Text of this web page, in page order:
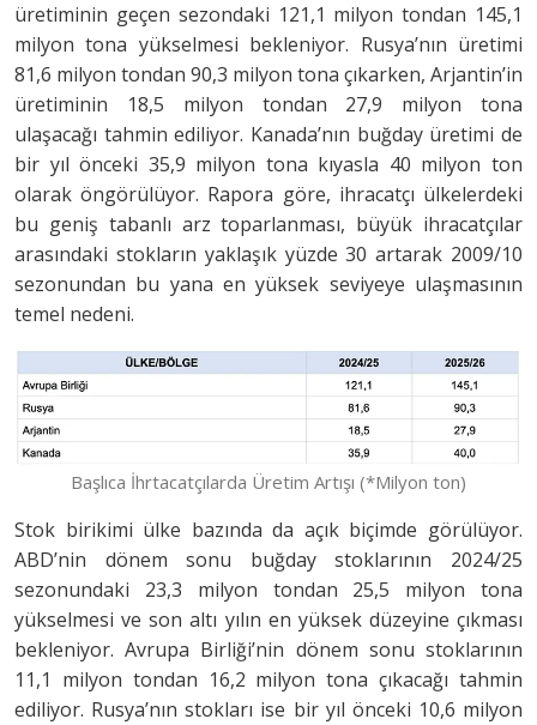
üretiminin geçen sezondaki 121,1 milyon tondan 145,1
milyon tona yükselmesi bekleniyor. Rusya’nın üretimi
81,6 milyon tondan 90,3 milyon tona çıkarken, Arjantin’in
üretiminin 18,5 milyon tondan 27,9 milyon tona
ulaşacağı tahmin ediliyor. Kanada’nın buğday üretimi de
bir yıl önceki 35,9 milyon tona kıyasla 40 milyon ton
olarak öngörülüyor. Rapora göre, ihracatçı ülkelerdeki
bu geniş tabanlı arz toparlanması, büyük ihracatçılar
arasındaki stokların yaklaşık yüzde 30 artarak 2009/10
sezonundan bu yana en yüksek seviyeye ulaşmasının
temel nedeni.
Başlıca İhrtacatçılarda Üretim Artışı (*Milyon ton)
Stok birikimi ülke bazında da açık biçimde görülüyor.
ABD’nin dönem sonu buğday stoklarının 2024/25
sezonundaki 23,3 milyon tondan 25,5 milyon tona
yükselmesi ve son altı yılın en yüksek düzeyine çıkması
bekleniyor. Avrupa Birliği’nin dönem sonu stoklarının
11,1 milyon tondan 16,2 milyon tona çıkacağı tahmin
ediliyor. Rusya’nın stokları ise bir yıl önceki 10,6 milyon